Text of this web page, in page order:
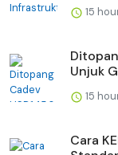
15
Unjuk
15
Cara